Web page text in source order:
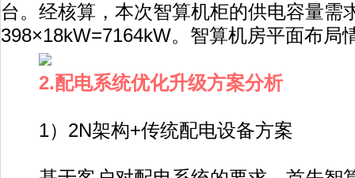
台。经核算，本次智算机柜的供电容量需
398×18kW=7164kW。智算机房平面布局
2.配电系统优化升级方案分析
1）2N架构+传统配电设备方案